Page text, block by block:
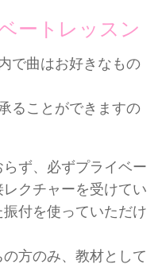
ートレッスン
で曲はお好きなもの
ることができますの
ず、必ずプライベー
クチャーを受けてい
付を使っていただけ
方のみ、教材として